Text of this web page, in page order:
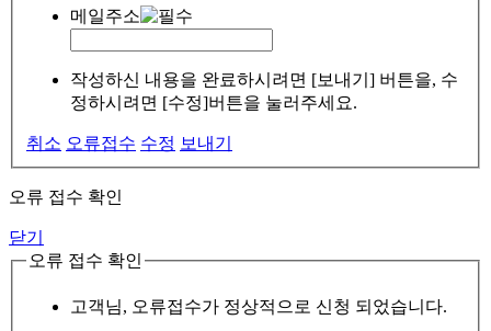
메일주소
작성하신 내용을 완료하시려면 [보내기] 버튼을, 수
정하시려면 [수정]버튼을 눌러주세요.
취소 오류접수 수정 보내기
오류 접수 확인
닫기
오류 접수 확인
고객님, 오류접수가 정상적으로 신청 되었습니다.